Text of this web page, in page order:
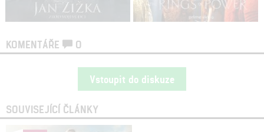
KOMENTÁŘE 0
Vstoupit do diskuze
SOUVISEJÍCÍ ČLÁNKY